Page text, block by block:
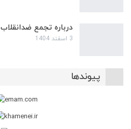
درباره تجمع ضدانقلاب
3 اسفند 1404
پیوندها